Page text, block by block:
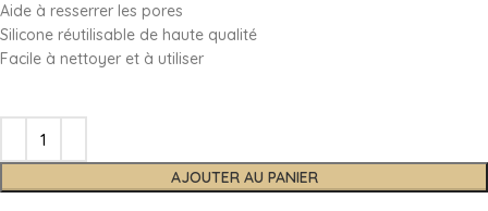
Aide à resserrer les pores
Silicone réutilisable de haute qualité
Facile à nettoyer et à utiliser
AJOUTER AU PANIER